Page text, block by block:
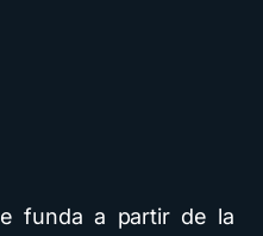
funda a partir de la